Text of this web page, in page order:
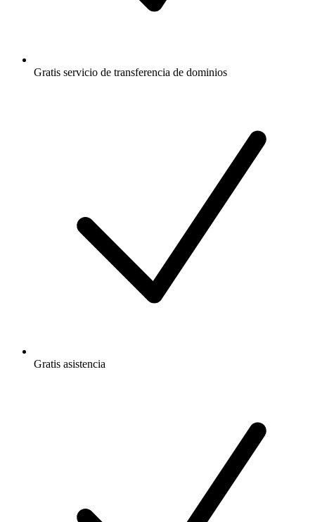
Gratis servicio de transferencia de dominios
Gratis asistencia